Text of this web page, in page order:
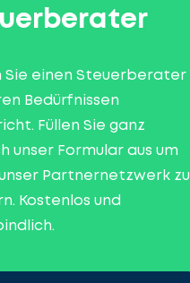
Sie einen Steuerberater
Bedürfnissen
Füllen Sie ganz
unser Formular aus um
Partnernetzwerk zu
Kostenlos und